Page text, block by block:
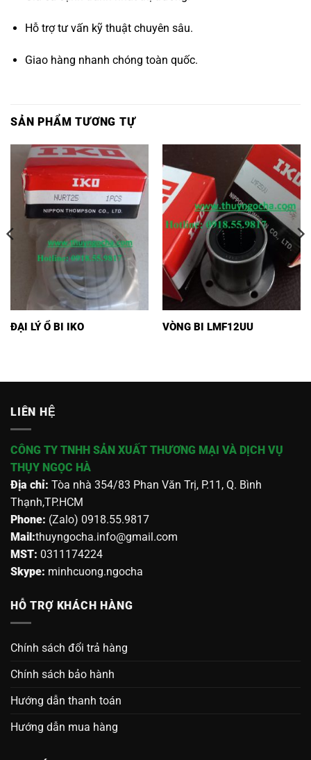
Hỗ trợ tư vấn kỹ thuật chuyên sâu.
Giao hàng nhanh chóng toàn quốc.
SẢN PHẨM TƯƠNG TỰ
ĐẠI LÝ Ổ BI IKO VÒNG BI LMF12UU
LIÊN HỆ
CÔNG TY TNHH SẢN XUẤT THƯƠNG MẠI VÀ DỊCH VỤ
THỤY NGỌC HÀ
Địa chỉ: Tòa nhà 354/83 Phan Văn Trị, P.11, Q. Bình
Thạnh,TP.HCM
Phone: (Zalo) 0918.55.9817
Mail:thuyngocha.info@gmail.com
MST: 0311174224
Skype: minhcuong.ngocha
HỖ TRỢ KHÁCH HÀNG
Chính sách đổi trả hàng
Chính sách bảo hành
Hướng dẫn thanh toán
Hướng dẫn mua hàng